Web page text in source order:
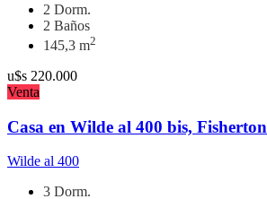
2 Dorm.
2 Baños
145,3 m2
u$s 220.000
Venta
Casa en Wilde al 400 bis, Fisherton
Wilde al 400
3 Dorm.